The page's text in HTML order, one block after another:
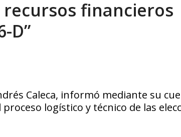
tras finalizar su mis... AGOSTO 9, 2026
recursos financieros
D”
Caleca, informó mediante su
logístico y técnico de las